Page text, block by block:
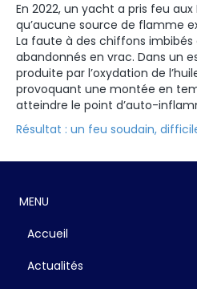
En 2022, un yacht a pris feu aux
qu’aucune source de flamme
La faute à des chiffons imbibés
abandonnés en vrac. Dans un
produite par l’oxydation de
provoquant une montée en
atteindre le point d’auto-
Résultat : un feu soudain,
MENU
Accueil
Actualités